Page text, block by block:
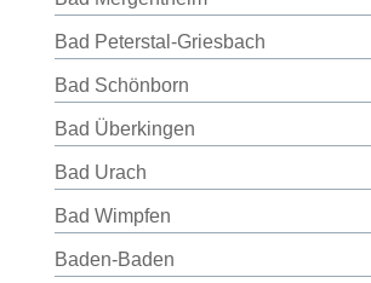
Bad Peterstal-Griesbach
Bad Schönborn
Bad Überkingen
Bad Urach
Bad Wimpfen
Baden-Baden